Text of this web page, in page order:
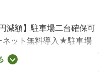
減額】駐車場二台確保可
ット無料導入★駐車場
中学校近くファミリー様
等：加入要（アルファ